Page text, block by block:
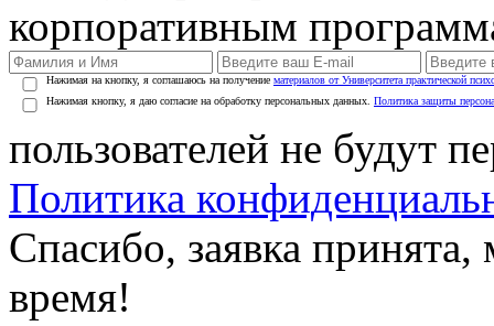
корпоративным
Нажимая на кнопку, я соглашаюсь на получение материалов от Университета практической
Нажимая кнопку, я даю согласие на обработку персональных данных. Политика защиты
пользователей не будут
Политика
Спасибо, заявка
время!